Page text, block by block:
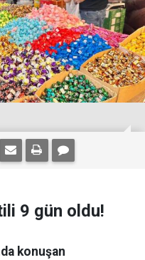
9 gün oldu!
konuşan